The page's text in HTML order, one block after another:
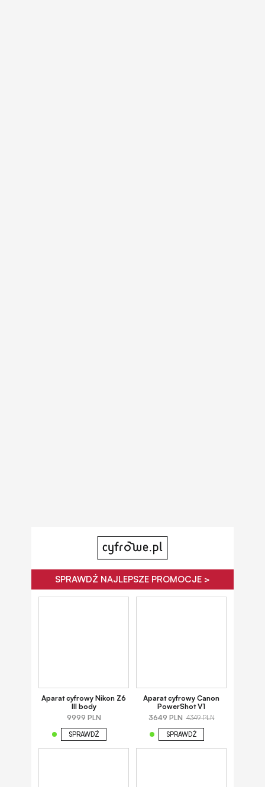
SPRAWDŹ NAJLEPSZE PROMOCJE >
Aparat cyfrowy Nikon Z6
III body
9999 PLN
SPRAWDŹ
Aparat cyfrowy Canon
PowerShot V1
3649 PLN 4349 PLN
SPRAWDŹ